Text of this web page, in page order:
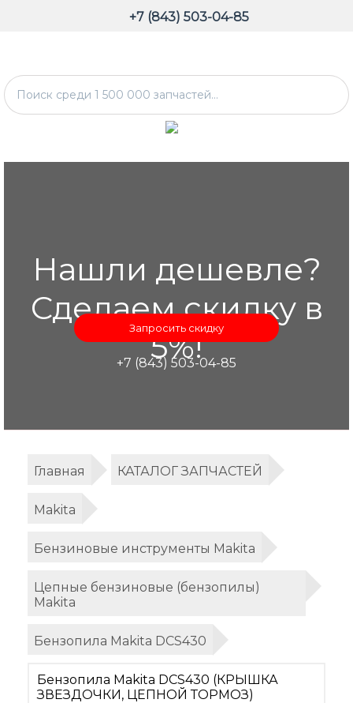
+7 (843) 503-04-85
Нашли дешевле?
Сделаем скидку в
5%!
Запросить скидку
+7 (843) 503-04-85
Главная КАТАЛОГ ЗАПЧАСТЕЙ
Makita
Бензиновые инструменты Makita
Цепные бензиновые (бензопилы)
Makita
Бензопила Makita DCS430
Бензопила Makita DCS430 (КРЫШКА
ЗВЕЗДОЧКИ, ЦЕПНОЙ ТОРМОЗ)